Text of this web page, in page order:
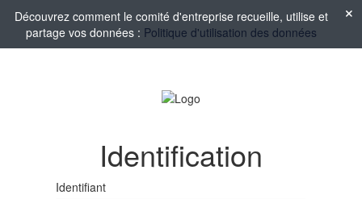
Découvrez comment le comité d'entreprise recueille, utilise et
partage vos données : Politique d'utilisation des données
Identification
Identifiant